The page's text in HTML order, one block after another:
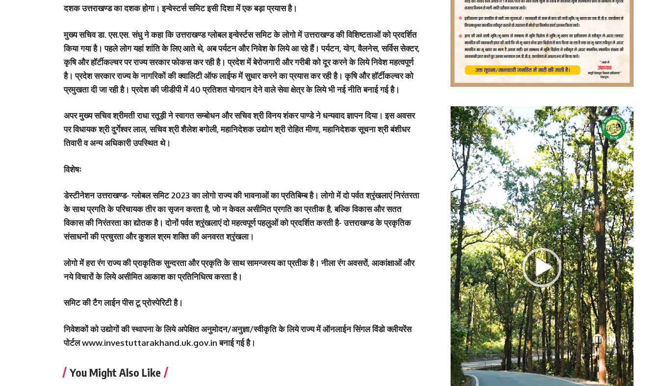
दशक उत्तराखण्ड का दशक होगा। इन्वेस्टर्स समिट इसी दिशा में एक बड़ा प्रयास है।
मुख्य सचिव डा. एस.एस. संधु ने कहा कि उत्तराखण्ड ग्लोबल इन्वेर्स्टस समिट के लोगो में उत्तराखण्ड की विशिष्टताओं को प्रदर्शित
किया गया है। पहले लोग यहां शांति के लिए आते थे, अब पर्यटन और निवेश के लिये आ रहे हैं। पर्यटन, योग, वैलनेस, सर्विस सेक्टर,
कृषि और हॉर्टीकल्चर पर राज्य सरकार फोकस कर रही है। प्रदेश में बेरोजगारी और गरीबी को दूर करने के लिये निवेश महत्वपूर्ण
है। प्रदेश सरकार राज्य के नागरिकों की क्वालिटी ऑफ लाईफ में सुधार करने का प्रयास कर रही है। कृषि और हॉर्टीकल्चर को
प्रमुखता दी जा रही है। प्रदेश की जीडीपी में 40 प्रतिशत योगदान देने वाले सेवा क्षेत्र के लिये भी नई नीति बनाई गई है।
अपर मुख्य सचिव श्रीमती राधा रतूड़ी ने स्वागत सम्बोधन और सचिव श्री विनय शंकर पाण्डे ने धन्यवाद ज्ञापन दिया। इस अवसर
पर विधायक श्री दुर्गेश्वर लाल, सचिव श्री शैलेश बगोली, महानिदेशक उद्योग श्री रोहित मीणा, महानिदेशक सूचना श्री बंशीधर
तिवारी व अन्य अधिकारी उपस्थित थे।
विशेषः
डेस्टीनेशन उत्तराखण्ड- ग्लोबल समिट 2023 का लोगो राज्य की भावनाओं का प्रतिबिम्ब है। लोगो में दो पर्वत श्रृंखलाएं निरंतरता
के साथ प्रगति के परिचायक तीर का सृजन करता है, जो न केवल असीमित प्रगति का प्रतीक है, बल्कि विकास और सतत
विकास की निरंतरता का द्योतक है। दोनों पर्वत श्रृंखलाएं दो महत्वपूर्ण पहलुओं को प्रदर्शित करती है- उत्तराखण्ड के प्रकृतिक
संसाधनों की प्रचुरता और कुशल श्रम शक्ति की अनवरत श्रृंखला।
लोगो में हरा रंग राज्य की प्राकृतिक सुन्दरता और प्रकृति के साथ सामन्जस्य का प्रतीक है। नीला रंग अवसरों, आकांक्षाओं और
नये विचारों के लिये असीमित आकाश का प्रतिनिधित्व करता है।
समिट की टैग लाईन पीस टू प्रोस्पेरिटी है।
निवेशकों को उद्योगों की स्थापना के लिये अपेक्षित अनुमोदन/अनुज्ञा/स्वीकृति के लिये राज्य में ऑनलाईन सिंगल विंडो क्लीयरेंस
पोर्टल www.investuttarakhand.uk.gov.in बनाई गई है।
You Might Also Like
Video
Player